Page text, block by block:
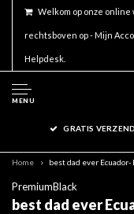
Welkom op onze
rechtsboven op - Mijn
Helpdesk.
MENU
GRATIS
Home best dad ever Ecuador-
PremiumBlack
best dad ever